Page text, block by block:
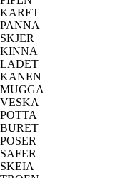
KARET
PANNA
SKJER
KINNA
LADET
KANEN
MUGGA
VESKA
POTTA
BURET
POSER
SAFER
SKEIA